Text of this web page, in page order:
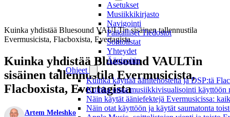
Asetukset
Musiikkikirjasto
Navigointi
Paikalliset Tiedostot
Soittolistat
Yhteydet
Äänisoitin
Ohjeet
Kuinka käyttää äänitehosteita ja DSP:tä
Kuinka ottaa musiikkivisualisointi käyttöön
Näin käytät ääniefektejä Evermusicissa:
Näin otat käyttöön ja käytät saumatonta
Kuinka yhdistää Bluesound VAULTin sisäinen tallennustila
Evermusicista, Flacboxista, Evertagista
Kuinka yhdistää Bluesound VAULTin
sisäinen tallennustila Evermusicista,
Flacboxista, Evertagista
Artem Meleshko